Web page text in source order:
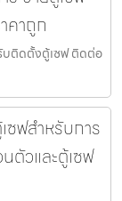
คาถูก
บติดตั้งตู้เซฟ ติดต่อ
ฟสำหรับการ
ตัวและตู้เซฟ